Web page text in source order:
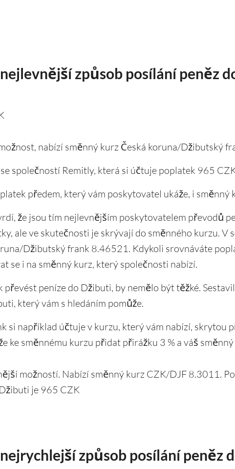
způsob posílání peněz
nabízí směnný kurz Česká koruna/Džibutský
společností Remitly, která si účtuje poplatek 965
předem, který vám poskytovatel ukáže, i
že jsou tím nejlevnějším poskytovatelem převodů
ale ve skutečnosti je skrývají do směnného kurzu. V
Džibutský frank 8.46521. Kdykoli srovnáváte
se i na směnný kurz, který společnosti nabízí.
převést peníze do Džibuti, by nemělo být těžké.
který vám s hledáním pomůže.
si například účtuje v kurzu, který vám nabízí, skrytou
ke směnnému kurzu přidat přirážku 3 % a váš
možností. Nabízí směnný kurz CZK/DJF 8.3011.
je 965 CZK
způsob posílání peněz